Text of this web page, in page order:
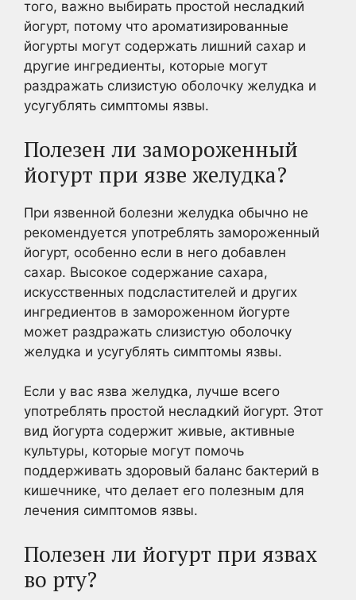
того, важно выбирать простой несладкий
йогурт, потому что ароматизированные
йогурты могут содержать лишний сахар и
другие ингредиенты, которые могут
раздражать слизистую оболочку желудка и
усугублять симптомы язвы.
Полезен ли замороженный
йогурт при язве желудка?
При язвенной болезни желудка обычно не
рекомендуется употреблять замороженный
йогурт, особенно если в него добавлен
сахар. Высокое содержание сахара,
искусственных подсластителей и других
ингредиентов в замороженном йогурте
может раздражать слизистую оболочку
желудка и усугублять симптомы язвы.
Если у вас язва желудка, лучше всего
употреблять простой несладкий йогурт. Этот
вид йогурта содержит живые, активные
культуры, которые могут помочь
поддерживать здоровый баланс бактерий в
кишечнике, что делает его полезным для
лечения симптомов язвы.
Полезен ли йогурт при язвах
во рту?